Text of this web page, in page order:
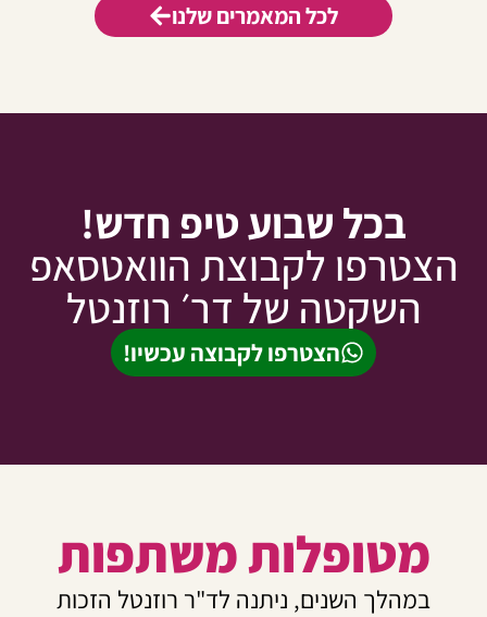
לכל המאמרים שלנו
בכל שבוע טיפ חדש!
לקבוצת הוואטסאפ
השקטה של דר׳ רוזנטל
הצטרפו לקבוצה עכשיו!
מטופלות משתפות
במהלך השנים, ניתנה לד"ר רוזנטל הזכות